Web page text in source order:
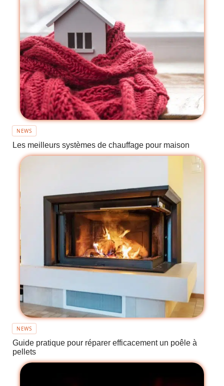
NEWS
Les meilleurs systèmes de chauffage pour maison
NEWS
Guide pratique pour réparer efficacement un poêle à
pellets